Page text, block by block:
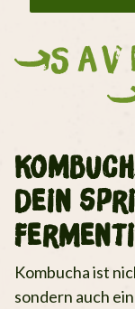
Dein
Kombucha ist
sondern auch